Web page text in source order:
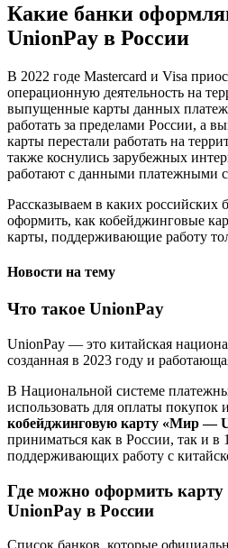
Какие банки
UnionPay в России
В 2022 годe Mastercard и Visa
операционную деятельность на
выпущенные карты данных
работать за пределами России, а
карты перестали работать на
также коснулись зарубежных
работают с данными платежными
Рассказываем в каких российских
оформить, как кобейджинговые
карты, поддерживающие работу
Новости на тему
Что такое UnionPay
UnionPay — это китайская
созданная в 2023 году и
В Национальной системе
использовать для оплаты покупок
кобейджинговую карту «Мир —
приниматься как в России, так и в
поддерживающих работу с
Где можно оформить
UnionPay в России